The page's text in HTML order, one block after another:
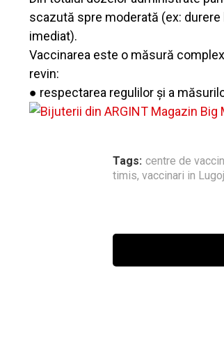
scazută spre moderată (ex:
imediat).
Vaccinarea este o măsură
revin:
● respectarea regulilor şi a
Tags: centre de
timis, vaccinari in Lugoj